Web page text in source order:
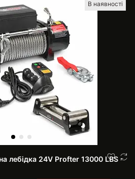
В наявності
лебідка 24V Profter 13000 LBS